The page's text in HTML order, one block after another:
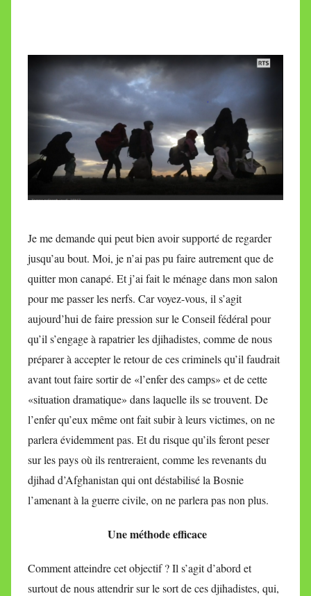
V
a
l
e
Je me demande qui peut bien avoir supporté de regarder
jusqu’au bout. Moi, je n’ai pas pu faire autrement que de
quitter mon canapé. Et j’ai fait le ménage dans mon salon
pour me passer les nerfs. Car voyez-vous, il s’agit
aujourd’hui de faire pression sur le Conseil fédéral pour
qu’il s’engage à rapatrier les djihadistes, comme de nous
préparer à accepter le retour de ces criminels qu’il faudrait
avant tout faire sortir de «l’enfer des camps» et de cette
«situation dramatique» dans laquelle ils se trouvent. De
l’enfer qu’eux même ont fait subir à leurs victimes, on ne
parlera évidemment pas. Et du risque qu’ils feront peser
sur les pays où ils rentreraient, comme les revenants du
djihad d’Afghanistan qui ont déstabilisé la Bosnie
l’amenant à la guerre civile, on ne parlera pas non plus.
Une méthode efficace
Comment atteindre cet objectif ? Il s’agit d’abord et
surtout de nous attendrir sur le sort de ces djihadistes, qui,